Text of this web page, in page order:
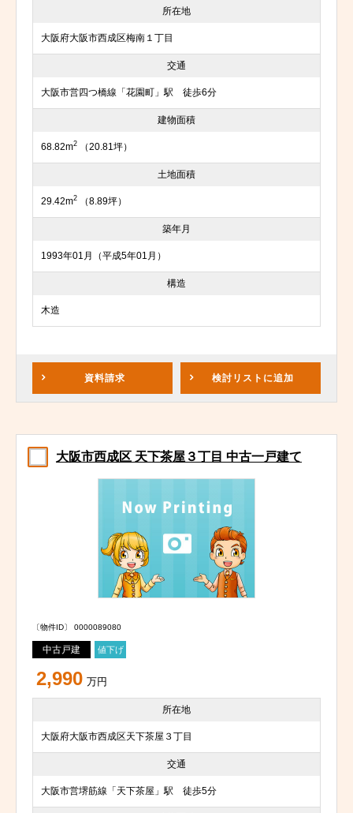
所在地
大阪府大阪市西成区梅南１丁目
交通
大阪市営四つ橋線「花園町」駅 徒歩6分
建物面積
68.82m2 （20.81坪）
土地面積
29.42m2 （8.89坪）
築年月
1993年01月（平成5年01月）
構造
木造
資料請求 検討リスト に追加
大阪市西成区 天下茶屋３丁目 中古一戸建て
〔物件ID〕 0000089080
中古戸建 値下げ
2,990 万円
所在地
大阪府大阪市西成区天下茶屋３丁目
交通
大阪市営堺筋線「天下茶屋」駅 徒歩5分